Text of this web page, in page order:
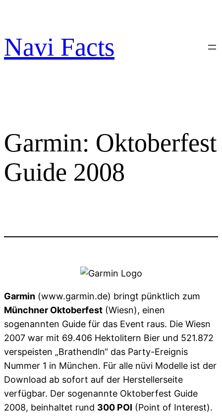
springen
Navi Facts
Garmin: Oktoberfest
Guide 2008
Garmin (www.garmin.de) bringt pünktlich zum
Münchner Oktoberfest (Wiesn), einen
sogenannten Guide für das Event raus. Die Wiesn
2007 war mit 69.406 Hektolitern Bier und 521.872
verspeisten „Brathendln“ das Party-Ereignis
Nummer 1 in München. Für alle nüvi Modelle ist der
Download ab sofort auf der Herstellerseite
verfügbar. Der sogenannte Oktoberfest Guide
2008, beinhaltet rund 300 POI (Point of Interest).